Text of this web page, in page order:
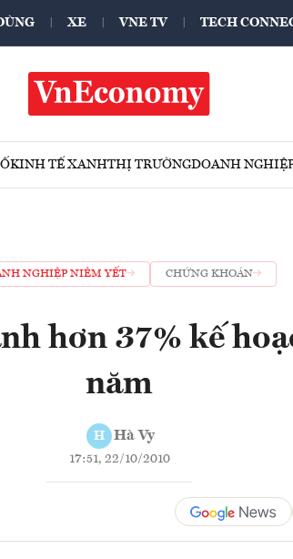
XE VNE TV TECH
KINH TẾ XANHTHỊ TRƯỜNGDOANH
NGHIỆP NIÊM YẾT CHỨNG KHOÁN
hơn 37% kế
năm
H Hà Vy
17:51, 22/10/2010